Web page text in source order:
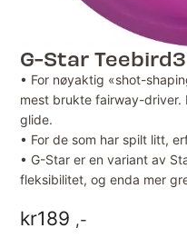
G-Star Teebird3
• For nøyaktig «shot-
mest brukte fairway-driver.
glide.
• For de som har spilt litt,
• G-Star er en variant av
fleksibilitet, og enda mer
kr189 ,-